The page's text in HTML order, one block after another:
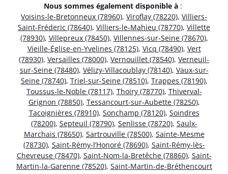
Nous sommes également disponible à :
Voisins-le-Bretonneux (78960), Viroflay (78220), Villiers-
Saint-Fréderic (78640), Villiers-le-Mahieu (78770), Villette
(78930), Villepreux (78450), Villennes-sur-Seine (78670),
Vieille-Église-en-Yvelines (78125), Vicq (78490), Vert
(78930), Versailles (78000), Vernouillet (78540), Verneuil-
sur-Seine (78480), Vélizy-Villacoublay (78140), Vaux-sur-
Seine (78740), Triel-sur-Seine (78510), Trappes (78190),
Toussus-le-Noble (78117), Thoiry (78770), Thiverval-
Grignon (78850), Tessancourt-sur-Aubette (78250),
Tacoignières (78910), Sonchamp (78120), Soindres
(78200), Septeuil (78790), Senlisse (78720), Saulx-
Marchais (78650), Sartrouville (78500), Sainte-Mesme
(78730), Saint-Rémy-l’Honoré (78690), Saint-Rémy-lès-
Chevreuse (78470), Saint-Nom-la-Bretêche (78860), Saint-
Martin-la-Garenne (78520), Saint-Martin-de-Bréthencourt